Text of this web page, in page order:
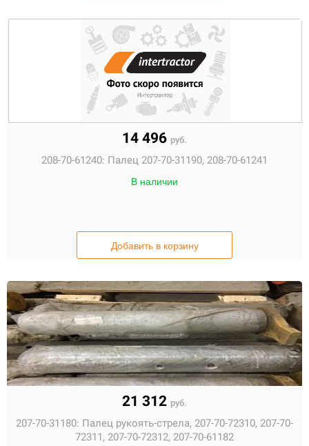
14 496 руб.
208-70-61240: Палец 207-70-31190, 208-70-61241
В наличии
Добавить в корзину
21 312 руб.
207-70-31180: Палец рукоять-стрела, 207-70-72310, 207-70-
72311, 207-70-72312, 207-70-61182